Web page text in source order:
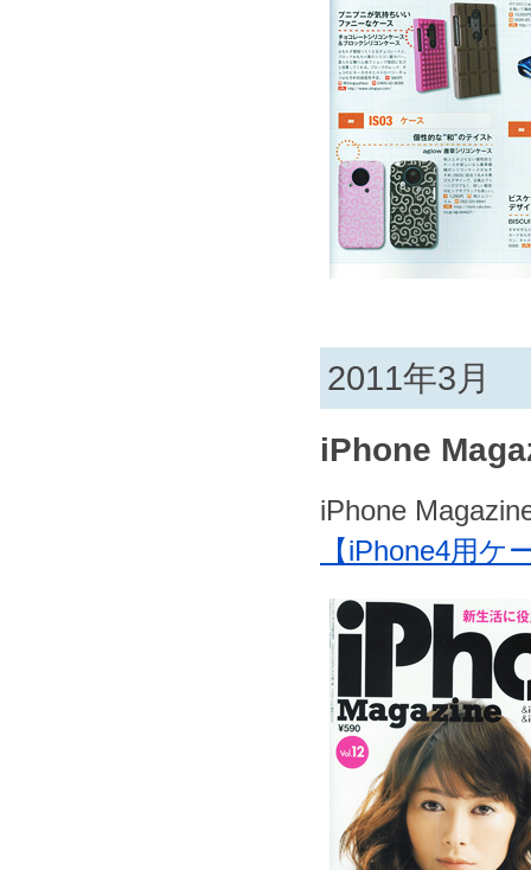
2011年3月
iPhone
iPhone
【iPhone4用